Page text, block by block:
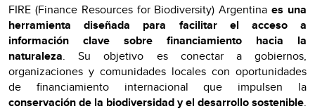
FIRE (Finance Resources for Biodiversity) Argentinaes una
herramienta diseñada para facilitar el acceso a
información clave sobre financiamiento hacia la
naturaleza. Su objetivo es conectar a gobiernos,
organizaciones y comunidades locales con oportunidades
de financiamiento internacional que impulsen la
conservación de la biodiversidad y el desarrollo sostenible.